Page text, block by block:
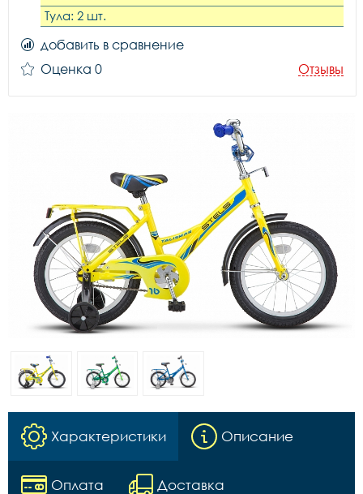
Тула: 2 шт.
добавить в сравнение
Оценка 0
Отзывы
Характеристики Описание
Оплата Доставка